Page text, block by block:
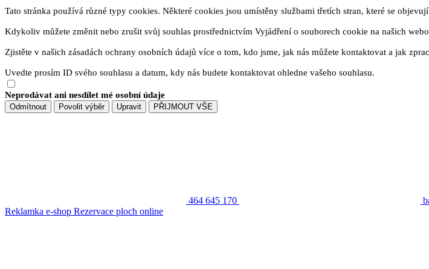
Tato stránka používá různé typy cookies. Některé cookies jsou umístěny službami třetích stran, které se
Kdykoliv můžete změnit nebo zrušit svůj souhlas prostřednictvím Vyjádření o souborech cookie na našich
Zjistěte v našich zásadách ochrany osobních údajů více o tom, kdo jsme, jak nás můžete kontaktovat a jak
Uvedte prosím ID svého souhlasu a datum, kdy nás budete kontaktovat ohledne vašeho souhlasu.
Neprodávat ani nesdílet mé osobní údaje
Odmítnout Povolit výběr Upravit PŘIJMOUT VŠE
464 645 170
Reklamka e-shop Rezervace ploch online